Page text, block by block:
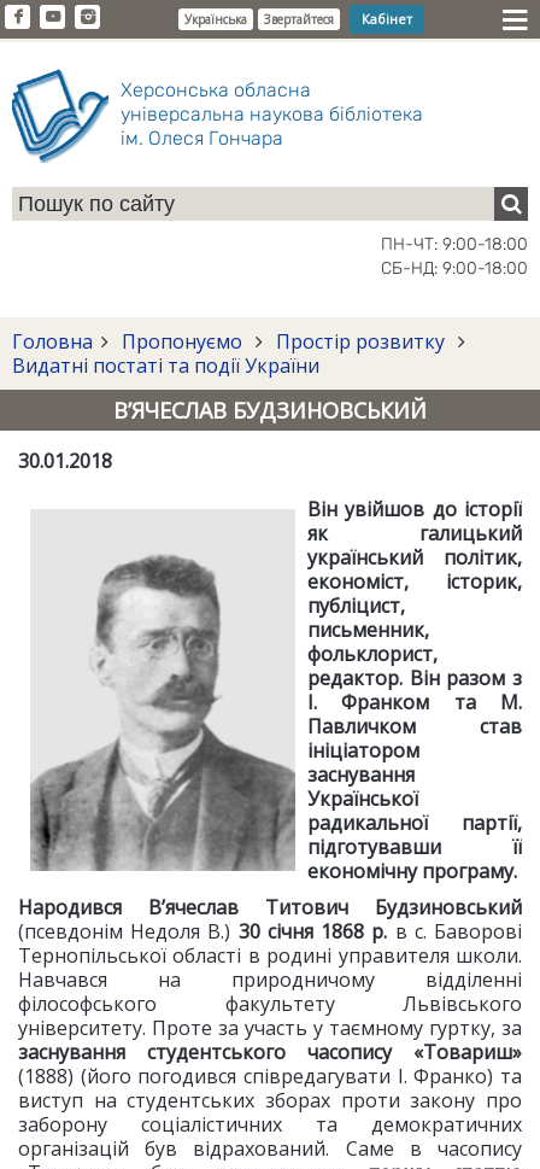
Українська Звертайтеся Кабінет
Херсонська обласна
універсальна наукова бібліотека
ім. Олеся Гончара
ПН-ЧТ: 9:00-18:00
СБ-НД: 9:00-18:00
Головна Пропонуємо
Простір розвитку
Видатні постаті та події України
В’ЯЧЕСЛАВ БУДЗИНОВСЬКИЙ
30.01.2018
Він увійшов до історії
як галицький
український політик,
економіст, історик,
публіцист,
письменник,
фольклорист,
редактор. Він разом з
І. Франком та М.
Павличком став
ініціатором
заснування
Української
радикальної партії,
підготувавши її
економічну програму.
Народився В’ячеслав Титович Будзиновський
(псевдонім Недоля В.) 30 січня 1868 р. в с. Баворові
Тернопільської області в родині управителя школи.
Навчався на природничому відділенні
філософського факультету Львівського
університету. Проте за участь у таємному гуртку, за
заснування студентського часопису «Товариш»
(1888) (його погодився співредагувати І. Франко) та
виступ на студентських зборах проти закону про
заборону соціалістичних та демократичних
організацій був відрахований. Саме в часопису